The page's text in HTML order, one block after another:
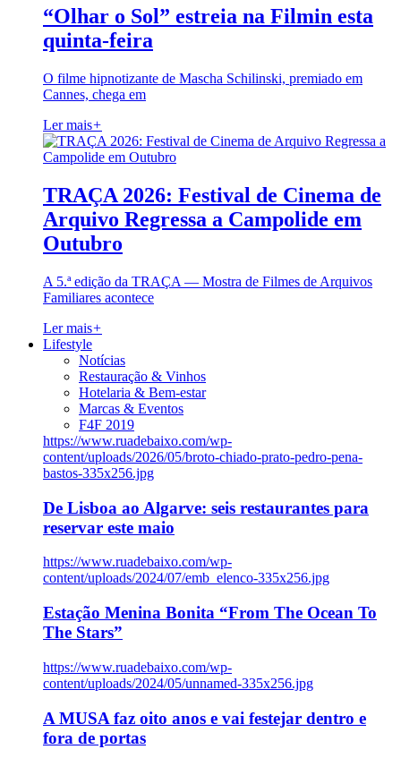
“Olhar o Sol” estreia na Filmin esta
quinta-feira
O filme hipnotizante de Mascha Schilinski, premiado em
Cannes, chega em
Ler mais+
TRAÇA 2026: Festival de Cinema de
Arquivo Regressa a Campolide em
Outubro
A 5.ª edição da TRAÇA — Mostra de Filmes de Arquivos
Familiares acontece
Ler mais+
Lifestyle
Notícias
Restauração & Vinhos
Hotelaria & Bem-estar
Marcas & Eventos
F4F 2019
https://www.ruadebaixo.com/wp-
content/uploads/2026/05/broto-chiado-prato-pedro-pena-
bastos-335x256.jpg
De Lisboa ao Algarve: seis restaurantes para
reservar este maio
https://www.ruadebaixo.com/wp-
content/uploads/2024/07/emb_elenco-335x256.jpg
Estação Menina Bonita “From The Ocean To
The Stars”
https://www.ruadebaixo.com/wp-
content/uploads/2024/05/unnamed-335x256.jpg
A MUSA faz oito anos e vai festejar dentro e
fora de portas